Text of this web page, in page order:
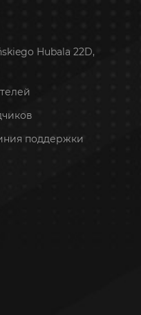
Hubala 22D,
поддержки